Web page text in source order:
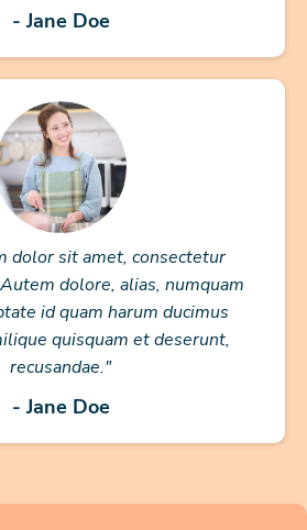
- Jane Doe
dolor sit amet, consectetur
dolore, alias, numquam
id quam harum ducimus
quisquam et deserunt,
recusandae."
- Jane Doe